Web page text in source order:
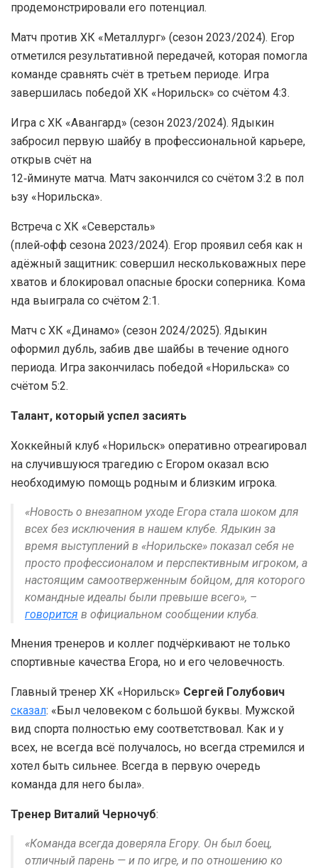
продемонстрировали его потенциал.
Матч против ХК «Металлург» (сезон 2023/2024). Егор
отметился результативной передачей, которая помогла
команде сравнять счёт в третьем периоде. Игра
завершилась победой ХК «Норильск» со счётом 4:3.
Игра с ХК «Авангард» (сезон 2023/2024). Ядыкин
забросил первую шайбу в профессиональной карьере,
открыв счёт на
12‑йминуте матча. Матч закончился со счётом 3:2 в пол
ьзу «Норильска».
Встреча с ХК «Северсталь»
(плей‑офф сезона 2023/2024). Егор проявил себя как н
адёжный защитник: совершил нескольковажных пере
хватов и блокировал опасные броски соперника. Кома
нда выиграла со счётом 2:1.
Матч с ХК «Динамо» (сезон 2024/2025). Ядыкин
оформил дубль, забив две шайбы в течение одного
периода. Игра закончилась победой «Норильска» со
счётом 5:2.
Талант, который успел засиять
Хоккейный клуб «Норильск» оперативно отреагировал
на случившуюся трагедию с Егором оказал всю
необходимую помощь родным и близким игрока.
«Новость о внезапном уходе Егора стала шоком для
всех без исключения в нашем клубе. Ядыкин за
время выступлений в «Норильске» показал себя не
просто профессионалом и перспективным игроком, а
настоящим самоотверженным бойцом, для которого
командные идеалы были превыше всего», –
говорится в официальном сообщении клуба.
Мнения тренеров и коллег подчёркивают не только
спортивные качества Егора, но и его человечность.
Главный тренер ХК «Норильск» Сергей Голубович
сказал: «Был человеком с большой буквы. Мужской
вид спорта полностью ему соответствовал. Как и у
всех, не всегда всё получалось, но всегда стремился и
хотел быть сильнее. Всегда в первую очередь
команда для него была».
Тренер Виталий Черночуб:
«Команда всегда доверяла Егору. Он был боец,
отличный парень — и по игре, и по отношению ко